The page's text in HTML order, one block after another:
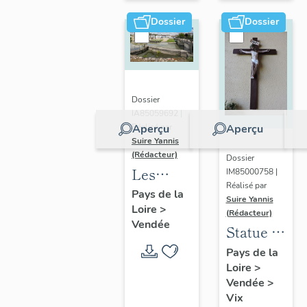
abside
dans le
Marais
poitevin
Dossier
Aperçu
Dossier
IA85059692 |
Réalisé par
Suire Yannis
(Rédacteur)
Les
ports
dans la
vallée de
la Sèvre
Pays de la
Loire >
Vendée
Dossier
Aperçu
Dossier
IM85000758 |
Réalisé par
Suire Yannis
(Rédacteur)
Statue :
Christ
en croix
Pays de la
Loire >
Vendée >
Vix